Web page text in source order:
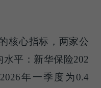
核心指标，两家公
平：新华保险202
年一季度为0.4